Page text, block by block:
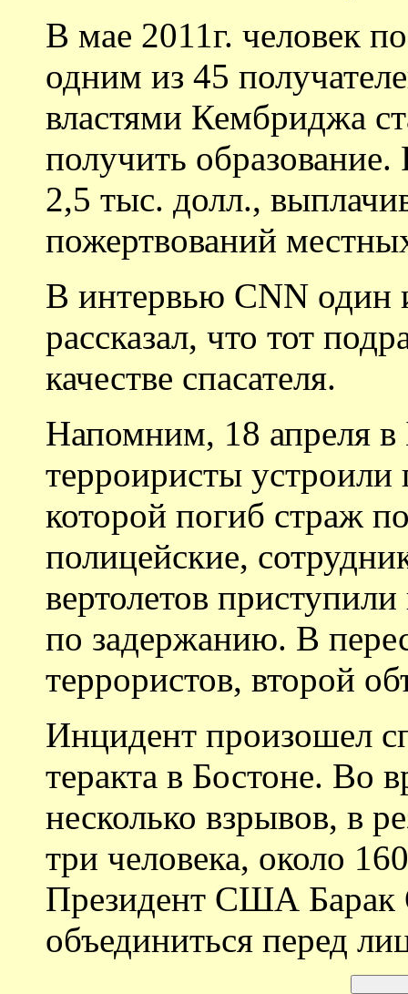
В мае 2011г. человек
одним из 45
властями Кембриджа
получить образование.
2,5 тыс. долл.,
пожертвований
В интервью CNN один
рассказал, что тот
качестве спасателя.
Напомним, 18 апреля в
терроиристы устроили
которой погиб страж
полицейские,
вертолетов
по задержанию. В
террористов, второй
Инцидент произошел
теракта в Бостоне. Во
несколько взрывов, в
три человека, около
Президент США Барак
объединиться перед